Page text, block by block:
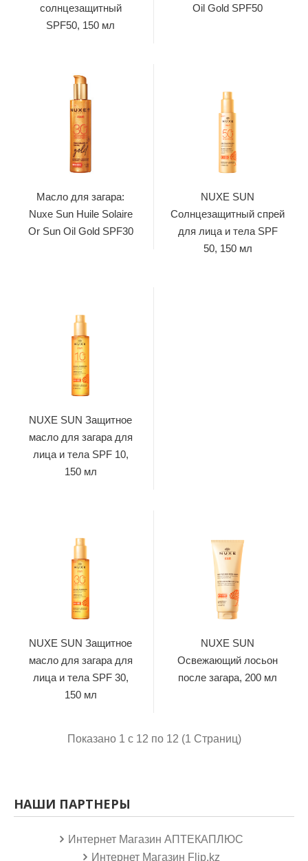
солнцезащитный
SPF50, 150 мл
Oil Gold SPF50
Масло для загара:
Nuxe Sun Huile Solaire
Or Sun Oil Gold SPF30
NUXE SUN
Cолнцезащитный спрей
для лица и тела SPF
50, 150 мл
NUXE SUN Защитное
масло для загара для
лица и тела SPF 10,
150 мл
NUXE SUN Защитное
масло для загара для
лица и тела SPF 30,
150 мл
NUXE SUN
Освежающий лосьон
после загара, 200 мл
Показано 1 с 12 по 12 (1 Страниц)
НАШИ ПАРТНЕРЫ
Интернет Магазин АПТЕКАПЛЮС
Интернет Магазин Flip.kz